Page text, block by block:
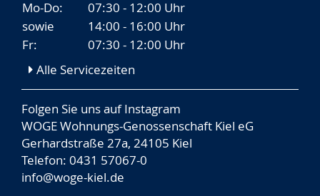
Mo-Do:
07:30 - 12:00 Uhr
sowie
14:00 - 16:00 Uhr
Fr:
07:30 - 12:00 Uhr
Alle Servicezeiten
Folgen Sie uns aufInstagram
WOGE Wohnungs-Genossenschaft Kiel eG
Gerhardstraße 27a, 24105 Kiel
Telefon: 0431 57067-0
info@woge-kiel.de